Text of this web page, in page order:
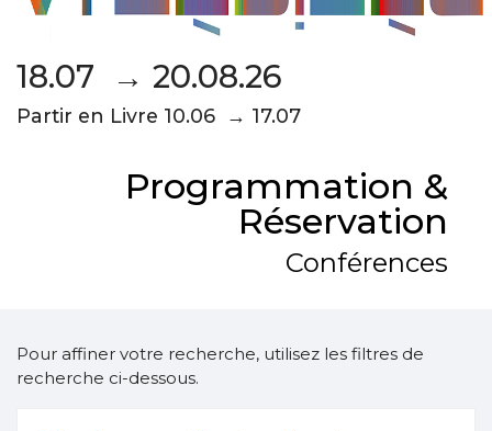
18.07 → 20.08.26
Partir en Livre 10.06 → 17.07
Programmation &
Réservation
Conférences
Pour affiner votre recherche, utilisez les filtres de
recherche ci-dessous.